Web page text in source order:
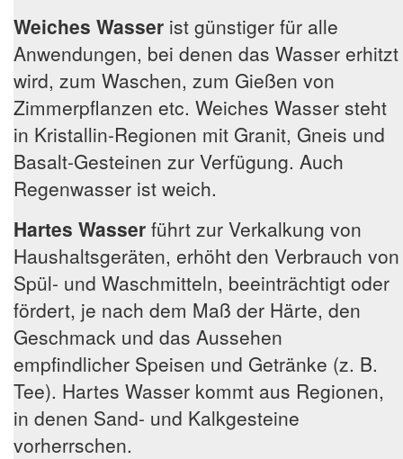
Weiches Wasser ist günstiger für alle
Anwendungen, bei denen das Wasser erhitzt
wird, zum Waschen, zum Gießen von
Zimmerpflanzen etc. Weiches Wasser steht
in Kristallin-Regionen mit Granit, Gneis und
Basalt-Gesteinen zur Verfügung. Auch
Regenwasser ist weich.
Hartes Wasser führt zur Verkalkung von
Haushaltsgeräten, erhöht den Verbrauch von
Spül- und Waschmitteln, beeinträchtigt oder
fördert, je nach dem Maß der Härte, den
Geschmack und das Aussehen
empfindlicher Speisen und Getränke (z. B.
Tee). Hartes Wasser kommt aus Regionen,
in denen Sand- und Kalkgesteine
vorherrschen.